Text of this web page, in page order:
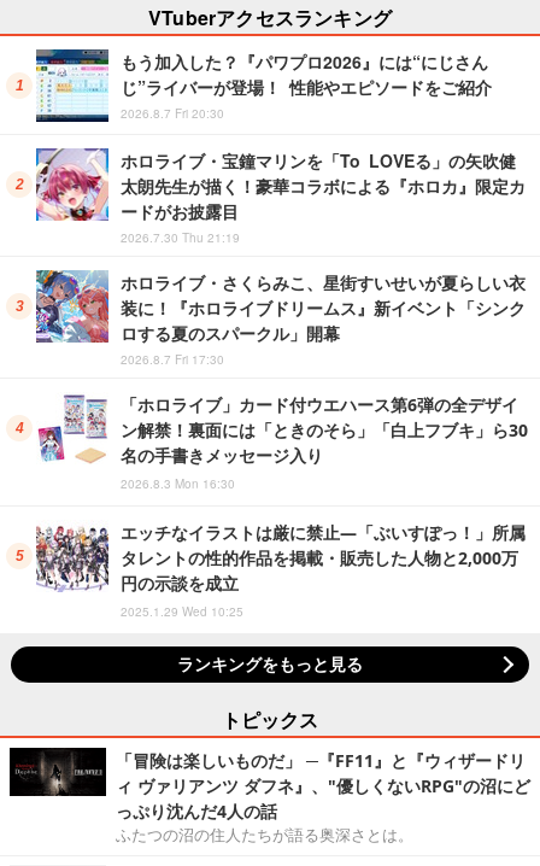
VTuberアクセスランキング
もう加入した？『パワプロ2026』には“にじさん
じ”ライバーが登場！ 性能やエピソードをご紹介
2026.8.7 Fri 20:30
ホロライブ・宝鐘マリンを「To LOVEる」の矢吹健
太朗先生が描く！豪華コラボによる『ホロカ』限定カ
ードがお披露目
2026.7.30 Thu 21:19
ホロライブ・さくらみこ、星街すいせいが夏らしい衣
装に！『ホロライブドリームス』新イベント「シンク
ロする夏のスパークル」開幕
2026.8.7 Fri 17:30
「ホロライブ」カード付ウエハース第6弾の全デザイ
ン解禁！裏面には「ときのそら」「白上フブキ」ら30
名の手書きメッセージ入り
2026.8.3 Mon 16:30
エッチなイラストは厳に禁止―「ぶいすぽっ！」所属
タレントの性的作品を掲載・販売した人物と2,000万
円の示談を成立
2025.1.29 Wed 10:25
ランキングをもっと見る
トピックス
「冒険は楽しいものだ」 ─『FF11』と『ウィザードリ
ィ ヴァリアンツ ダフネ』、"優しくないRPG"の沼にど
っぷり沈んだ4人の話
ふたつの沼の住人たちが語る奥深さとは。